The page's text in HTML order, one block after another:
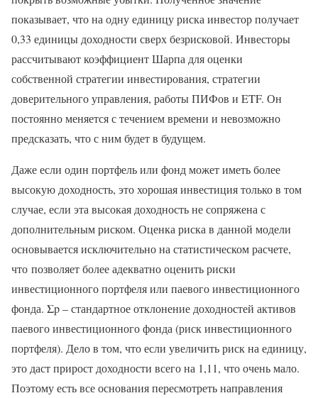
показывает, что на одну единицу риска инвестор получает
0,33 единицы доходности сверх безрисковой. Инвесторы
рассчитывают коэффициент Шарпа для оценки
собственной стратегии инвестирования, стратегии
доверительного управления, работы ПИФов и ETF. Он
постоянно меняется с течением времени и невозможно
предсказать, что с ним будет в будущем.
Даже если один портфель или фонд может иметь более
высокую доходность, это хорошая инвестиция только в том
случае, если эта высокая доходность не сопряжена с
дополнительным риском. Оценка риска в данной модели
основывается исключительно на статистическом расчете,
что позволяет более адекватно оценить риски
инвестиционного портфеля или паевого инвестиционного
фонда. Σp – стандартное отклонение доходностей активов
паевого инвестиционного фонда (риск инвестиционного
портфеля). Дело в том, что если увеличить риск на единицу,
это даст прирост доходности всего на 1,11, что очень мало.
Поэтому есть все основания пересмотреть направления